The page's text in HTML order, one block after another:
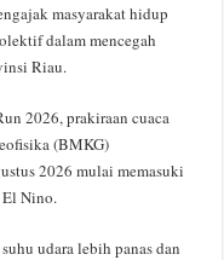
masyarakat hidup
dalam mencegah
Riau.
2026, prakiraan cuaca
(BMKG)
2026 mulai memasuki
El Nino.
udara lebih panas dan